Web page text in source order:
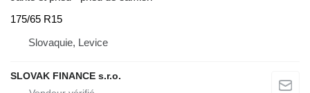
175/65 R15
Slovaquie, Levice
SLOVAK FINANCE s.r.o.